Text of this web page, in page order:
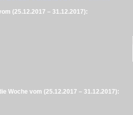
(25.12.2017 – 31.12.2017):
Woche vom (25.12.2017 – 31.12.2017):